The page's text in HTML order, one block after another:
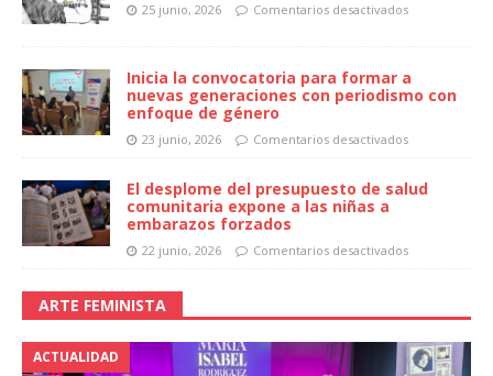
25 junio, 2026 Comentarios desactivados
Inicia la convocatoria para formar a
nuevas generaciones con periodismo con
enfoque de género
23 junio, 2026 Comentarios desactivados
El desplome del presupuesto de salud
comunitaria expone a las niñas a
embarazos forzados
22 junio, 2026 Comentarios desactivados
ARTE FEMINISTA
ACTUALIDAD